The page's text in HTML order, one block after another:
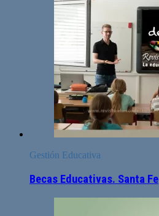
Gestión Educativa
Becas Educativas. Santa Fe